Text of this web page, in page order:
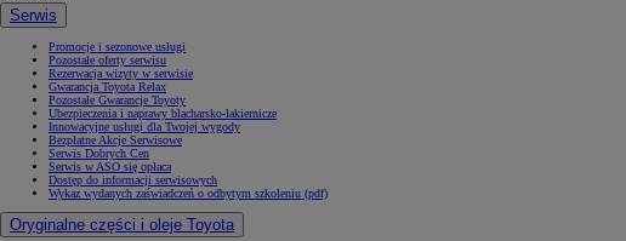
Od105 300 zł
Corolla Hatchback
HYBRID
Serwis
Promocje i sezonowe usługi
Pozostałe oferty serwisu
Rezerwacja wizyty w serwisie
Gwarancja Toyota Relax
Pozostałe Gwarancje Toyoty
Ubezpieczenia i naprawy blacharsko-lakiernicze
Innowacyjne usługi dla Twojej wygody
Bezpłatne Akcje Serwisowe
Serwis Dobrych Cen
Serwis w ASO się opłaca
Dostęp do informacji serwisowych
Wykaz wydanych zaświadczeń o odbytym szkoleniu (pdf)
Oryginalne części i oleje Toyota